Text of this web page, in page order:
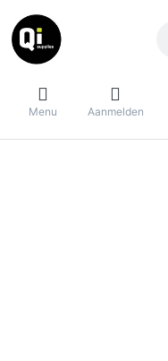
Menu Aanmelden